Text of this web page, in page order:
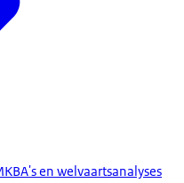
en welvaartsanalyses